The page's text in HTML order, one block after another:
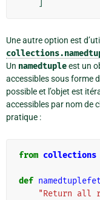
Une autre option est
Un namedtupleest un
accessibles sous forme
possible et l’objet est
accessibles par nom de
pratique :
from collections
def
"Return all